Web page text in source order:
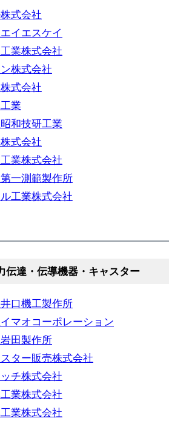
式会社
イエスケイ
業株式会社
株式会社
式会社
業
和技研工業
式会社
業株式会社
一測範製作所
工業株式会社
伝達・伝導機器・キャスター
口機工製作所
マオコーポレーション
田製作所
ター販売株式会社
チ株式会社
業株式会社
業株式会社